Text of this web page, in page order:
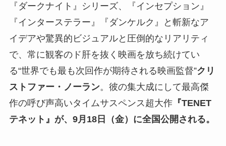
『ダークナイト』シリーズ、『インセプション』
『インターステラー』『ダンケルク』と斬新なア
イデアや驚異的ビジュアルと圧倒的なリアリティ
で、常に観客のド肝を抜く映画を放ち続けてい
る“世界でも最も次回作が期待される映画監督”クリ
ストファー・ノーラン。彼の集大成にして最高傑
作の呼び声高いタイムサスペンス超大作『TENET
テネット』が、9月18日（金）に全国公開される。